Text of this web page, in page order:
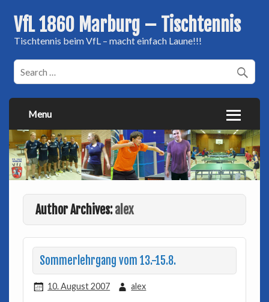
VfL 1860 Marburg – Tischtennis
Tischtennis beim VfL – macht einfach Laune!!!
Menu
Author Archives:alex
Sommerlehrgang vom 13.-15.8.
10. August 2007 alex